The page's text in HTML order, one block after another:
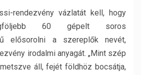
rendezvény vázlatát kell, hogy
60 gépelt soros
elősorolni a szereplők nevét,
irodalmi anyagát. „Mint szép
áll, fejét földhöz bocsátja,